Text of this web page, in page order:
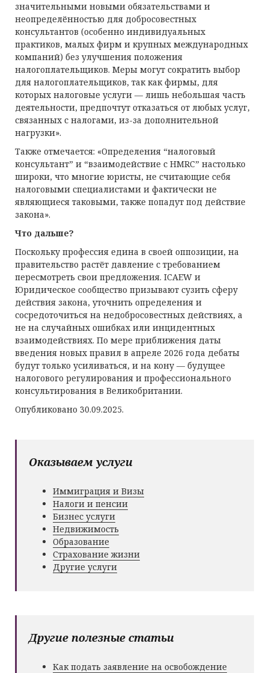
значительными новыми обязательствами и
неопределённостью для добросовестных
консультантов (особенно индивидуальных
практиков, малых фирм и крупных международных
компаний) без улучшения положения
налогоплательщиков. Меры могут сократить выбор
для налогоплательщиков, так как фирмы, для
которых налоговые услуги — лишь небольшая часть
деятельности, предпочтут отказаться от любых услуг,
связанных с налогами, из-за дополнительной
нагрузки».
Также отмечается: «Определения “налоговый
консультант” и “взаимодействие с HMRC” настолько
широки, что многие юристы, не считающие себя
налоговыми специалистами и фактически не
являющиеся таковыми, также попадут под действие
закона».
Что дальше?
Поскольку профессия едина в своей оппозиции, на
правительство растёт давление с требованием
пересмотреть свои предложения. ICAEW и
Юридическое сообщество призывают сузить сферу
действия закона, уточнить определения и
сосредоточиться на недобросовестных действиях, а
не на случайных ошибках или инцидентных
взаимодействиях. По мере приближения даты
введения новых правил в апреле 2026 года дебаты
будут только усиливаться, и на кону — будущее
налогового регулирования и профессионального
консультирования в Великобритании.
Опубликовано 30.09.2025.
Оказываем услуги
Иммиграция и Визы
Налоги и пенсии
Бизнес услуги
Недвижимость
Образование
Страхование жизни
Другие услуги
Другие полезные статьи
Как подать заявление на освобождение